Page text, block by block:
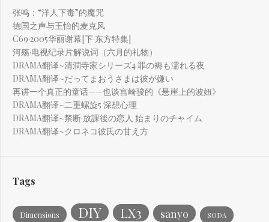
张鸣：“洋人下毒”的魔咒
德国之声与王怡的麦克风
C69·2005华丽谢幕[下·东方特集]
河殇·电视纪录片解说词（六月的礼物）
DRAMA翻译~清澗寺家シリーズ4 罪の褥も濡れる夜
DRAMA翻译~だってまおうさまは彼が嫌い
再讲一个真正的童话——也谈宫崎骏的《悬崖上的波妞》
DRAMA翻译~二重螺旋5 深想心理
DRAMA翻译~禁断·放課後の恋人 始まりのチャイム
DRAMA翻译~クロネコ彼氏の甘え方
Tags
Dimensions DIY LX3 sanyo SODA